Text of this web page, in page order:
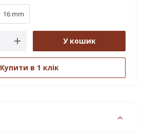
16 mm
У кошик
Купити в 1 клік